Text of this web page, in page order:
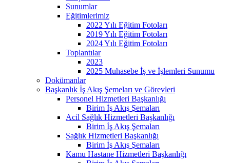
Sunumlar
Eğitimlerimiz
2022 Yılı Eğitim Fotoları
2019 Yılı Eğitim Fotoları
2024 Yılı Eğitim Fotoları
Toplantılar
2023
2025 Muhasebe İş ve İşlemleri Sunumu
Dokümanlar
Başkanlık İş Akış Şemeları ve Görevleri
Personel Hizmetleri Başkanlığı
Birim İş Akış Şemaları
Acil Sağlık Hizmetleri Başkanlığı
Birim İş Akış Şemaları
Sağlık Hizmetleri Başkanlığı
Birim İş Akış Şemaları
Kamu Hastane Hizmetleri Başkanlığı